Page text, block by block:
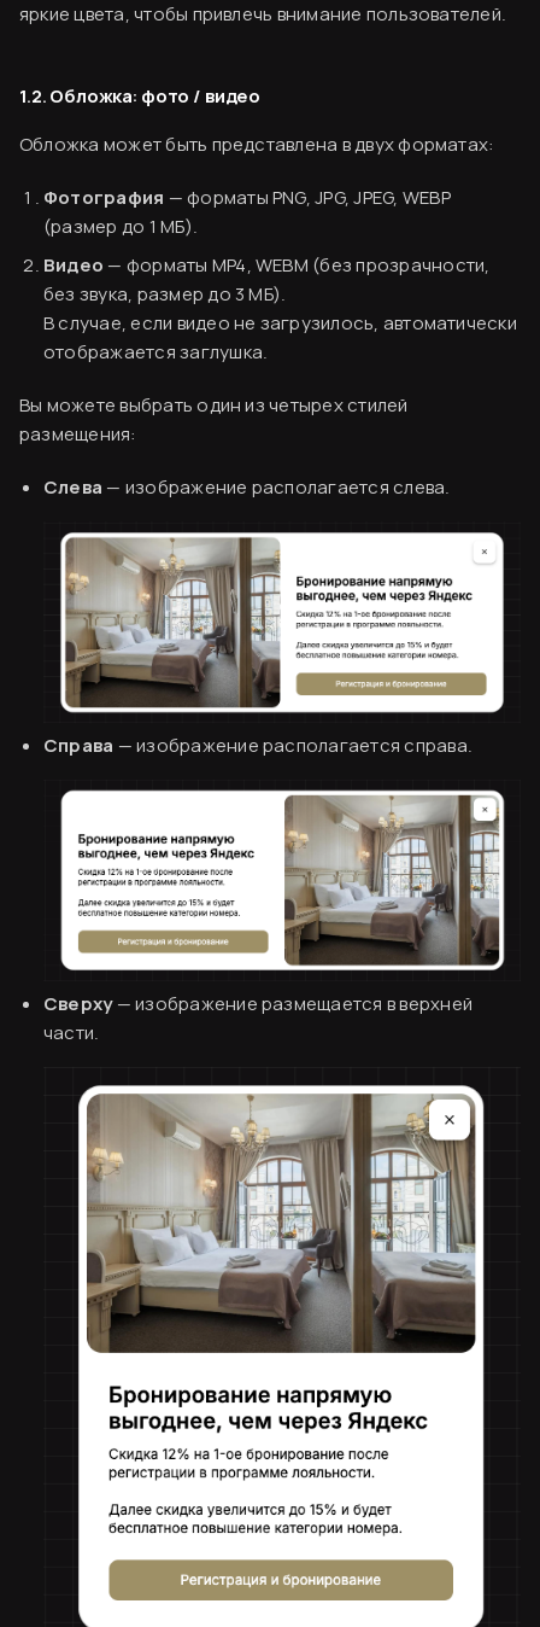
яркие цвета, чтобы привлечь внимание пользователей.
1.2. Обложка: фото / видео
Обложка может быть представлена в двух форматах:
Фотография — форматы PNG, JPG, JPEG, WEBP
(размер до 1 МБ).
Видео — форматы MP4, WEBM (без прозрачности,
без звука, размер до 3 МБ).
В случае, если видео не загрузилось, автоматически
отображается заглушка.
Вы можете выбрать один из четырех стилей
размещения:
Слева — изображение располагается слева.
Справа — изображение располагается справа.
Сверху— изображение размещается в верхней
части.